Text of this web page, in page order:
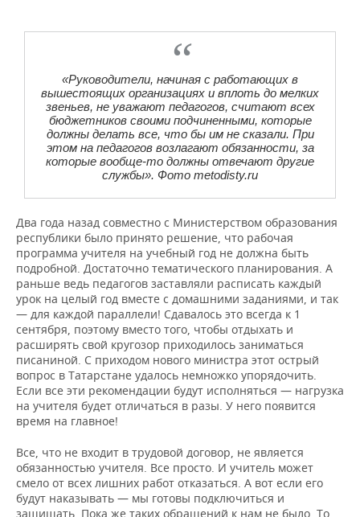
«Руководители, начиная с работающих в
вышестоящих организациях и вплоть до мелких
звеньев, не уважают педагогов, считают всех
бюджетников своими подчиненными, которые
должны делать все, что бы им не сказали. При
этом на педагогов возлагают обязанности, за
которые вообще-то должны отвечают другие
службы». Фото metodisty.ru
Два года назад совместно с Министерством образования
республики было принято решение, что рабочая
программа учителя на учебный год не должна быть
подробной. Достаточно тематического планирования. А
раньше ведь педагогов заставляли расписать каждый
урок на целый год вместе с домашними заданиями, и так
— для каждой параллели! Сдавалось это всегда к 1
сентября, поэтому вместо того, чтобы отдыхать и
расширять свой кругозор приходилось заниматься
писаниной. С приходом нового министра этот острый
вопрос в Татарстане удалось немножко упорядочить.
Если все эти рекомендации будут исполняться — нагрузка
на учителя будет отличаться в разы. У него появится
время на главное!
Все, что не входит в трудовой договор, не является
обязанностью учителя. Все просто. И учитель может
смело от всех лишних работ отказаться. А вот если его
будут наказывать — мы готовы подключиться и
защищать. Пока же таких обращений к нам не было. То